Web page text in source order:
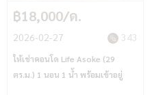
฿18,000/ด.
2026-02-27 343
ให้เช่าคอนโด Life Asoke (29
ตร.ม.) 1 นอน 1 น้ำ พร้อมเข้าอยู่